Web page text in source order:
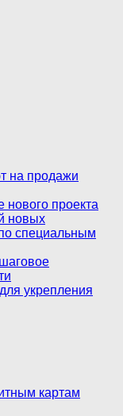
на продажи
нового проекта
новых
специальным
укрепления
картам